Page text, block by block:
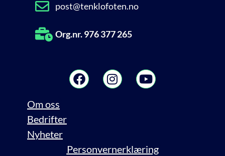
post@tenklofoten.no
Org.nr. 976 377 265
Om oss
Bedrifter
Nyheter
Personvernerklæring